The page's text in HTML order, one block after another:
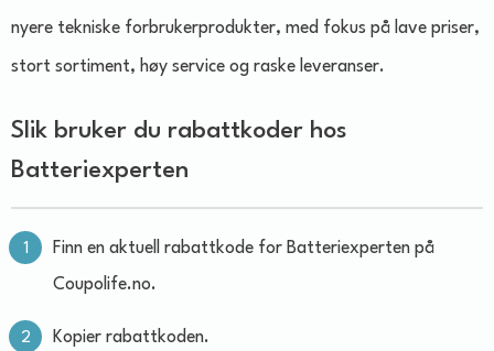
nyere tekniske forbrukerprodukter, med fokus på lave priser,
stort sortiment, høy service og raske leveranser.
Slik bruker du rabattkoder hos
Batteriexperten
Finn en aktuell rabattkode for Batteriexperten på
Coupolife.no.
Kopier rabattkoden.